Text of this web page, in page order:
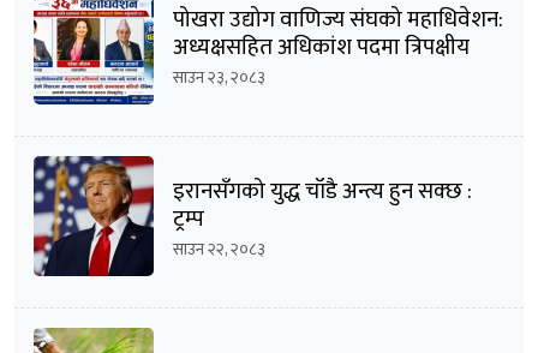
पोखरा उद्योग वाणिज्य संघको महाधिवेशन:
अध्यक्षसहित अधिकांश पदमा त्रिपक्षीय
भिडन्तको सम्भावना
साउन २३, २०८३
इरानसँगको युद्ध चाँडै अन्त्य हुन सक्छ :
ट्रम्प
साउन २२, २०८३